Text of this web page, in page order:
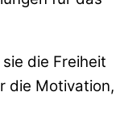
die Freiheit
die Motivation,